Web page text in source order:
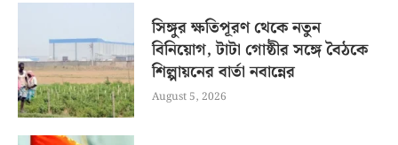
সিঙ্গুর ক্ষতিপূরণ থেকে নতুন
বিনিয়োগ, টাটা গোষ্ঠীর সঙ্গে বৈঠকে
শিল্পায়নের বার্তা নবান্নের
August 5, 2026